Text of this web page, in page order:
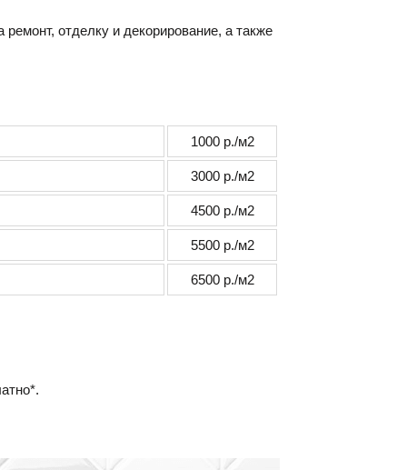
отделку и декорирование, а также
1000 р./м2
3000 р./м2
4500 р./м2
5500 р./м2
6500р./м2